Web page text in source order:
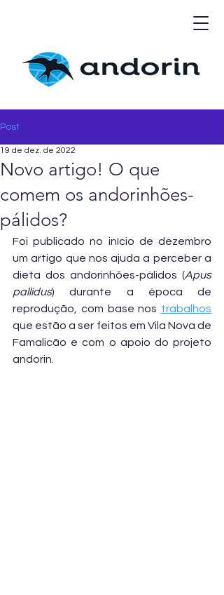
Post
Novo artigo! O que
comem os andorinhões-
pálidos?
19 de dez. de 2022
Foi publicado no início de dezembro
um artigo que nos ajuda a perceber a
dieta dos andorinhões-pálidos (Apus
pallidus) durante a época de
reprodução, com base nos trabalhos
que estão a ser feitos em Vila Nova de
Famalicão e com o apoio do projeto
andorin.